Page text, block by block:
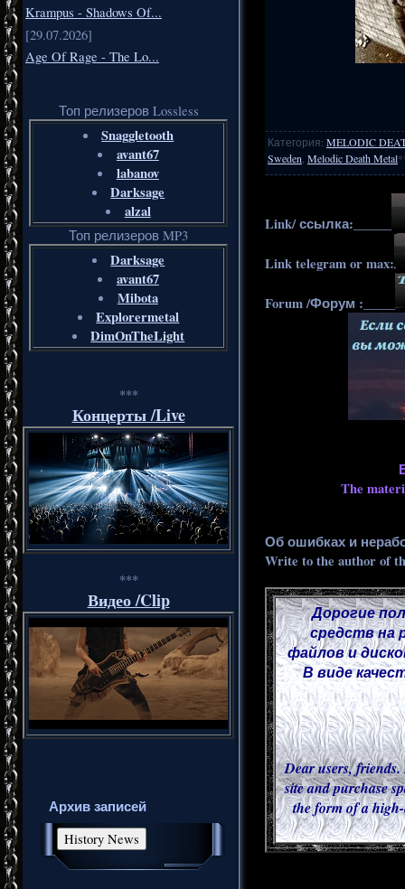
Krampus - Shadows Of...
[29.07.2026]
Age Of Rage - The Lo...
Топ релизеров Lossless
Snaggletooth
avant67
labanov
Darksage
alzal
Топ релизеров MP3
Darksage
avant67
Mibota
Explorermetal
DimOnTheLight
***
Концерты /Live
***
Видео /Clip
Архив записей
Категория: MELODIC
Sweden Melodic Death Metal
Link/ ссылка:______
Link telegram or max:
Forum /Форум :_____
The
Об ошибках и
Write to the author of
Дорогие
средств на
файлов и
В виде
Dear users,
site and purchase
the form of a